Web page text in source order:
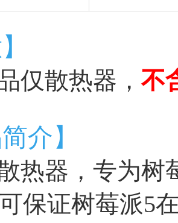
仅散热器， 不
介】
热器， 专为树
保证树莓派5